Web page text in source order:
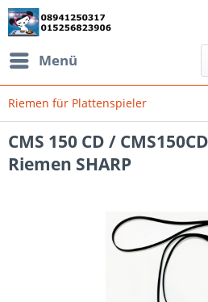
Menü
Riemen für Plattenspieler
CMS 150 CD /
Riemen SHARP